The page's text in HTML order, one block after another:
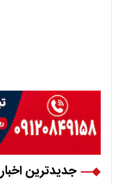
جدیدترین اخبار